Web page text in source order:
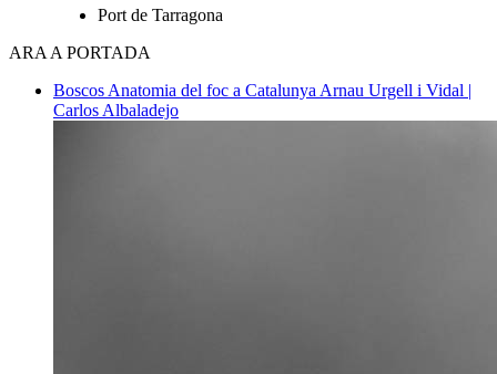
Port de Tarragona
ARA A PORTADA
Boscos Anatomia del foc a Catalunya Arnau Urgell i Vidal |
Carlos Albaladejo